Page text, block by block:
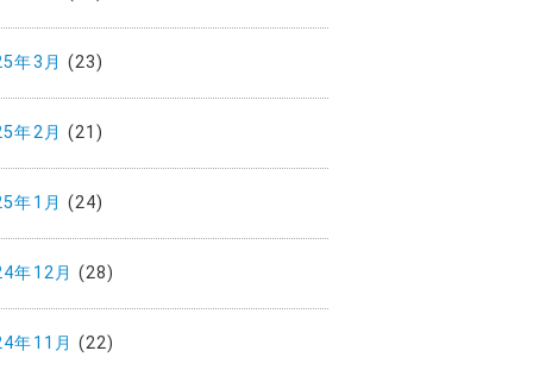
年3月 (23)
年2月 (21)
年1月 (24)
年12月 (28)
年11月 (22)